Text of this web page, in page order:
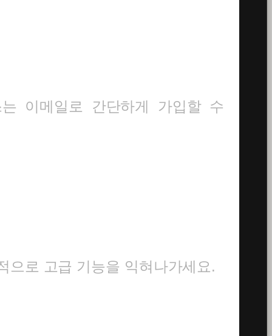
이메일로 간단하게 가입할 수
으로 고급 기능을 익혀나가세요.